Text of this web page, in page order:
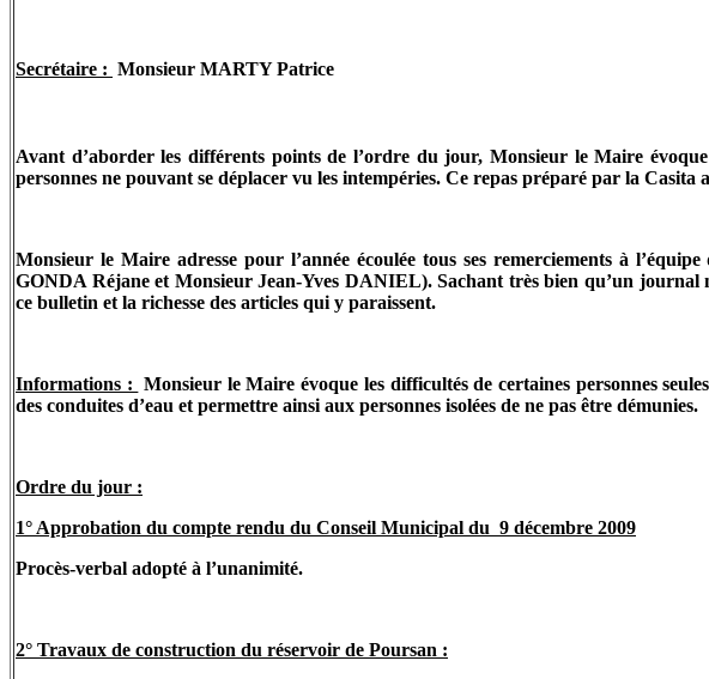
Secrétaire : Monsieur MARTY Patrice
Avant d’aborder les différents points de l’ordre du jour, Monsieur le Maire
personnes ne pouvant se déplacer vu les intempéries. Ce repas préparé par la
Monsieur le Maire adresse pour l’année écoulée tous ses remerciements à
GONDA Réjane et Monsieur Jean-Yves DANIEL). Sachant très bien qu’un
ce bulletin et la richesse des articles qui y paraissent.
Informations : Monsieur le Maire évoque les difficultés de certaines personnes
des conduites d’eau et permettre ainsi aux personnes isolées de ne pas être démunies.
Ordre du jour :
1° Approbation du compte rendu du Conseil Municipal du 9 décembre 2009
Procès-verbal adopté à l’unanimité.
2° Travaux de construction du réservoir de Poursan :